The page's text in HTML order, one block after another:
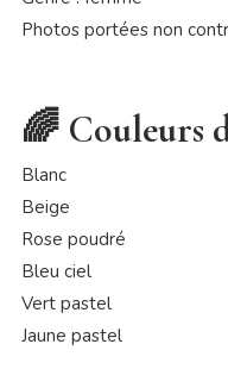
Photos portées non
🌈 Couleurs
Blanc
Beige
Rose poudré
Bleu ciel
Vert pastel
Jaune pastel